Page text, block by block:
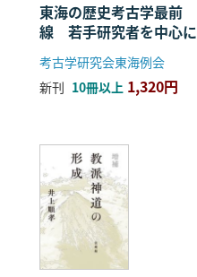
東海の歴史考古学最前
線 若手研究者を中心に
考古学研究会東海例会
新刊 10冊以上 1,320円